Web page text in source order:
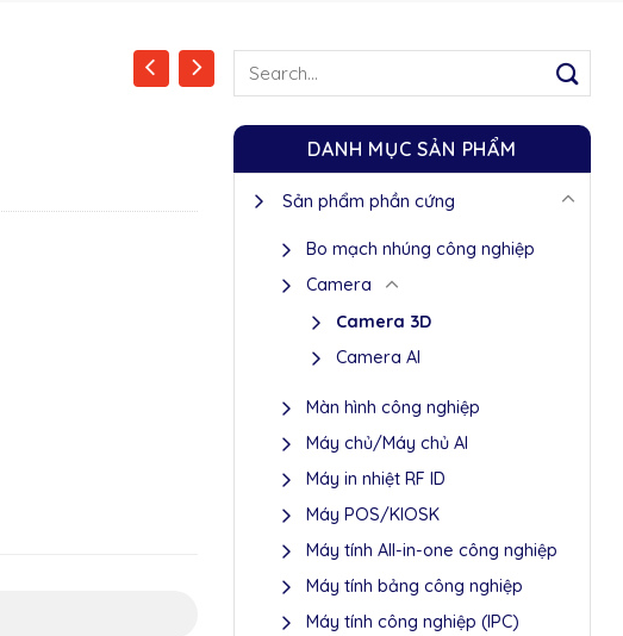
Search
DANH MỤC SẢN PHẨM
Sản phẩm phần cứng
Bo mạch nhúng công nghiệp
Camera
Camera 3D
Camera AI
Màn hình công nghiệp
Máy chủ/Máy chủ AI
Máy in nhiệt RF ID
Máy POS/KIOSK
Máy tính All-in-one công nghiệp
Máy tính bảng công nghiệp
Máy tính công nghiệp (IPC)